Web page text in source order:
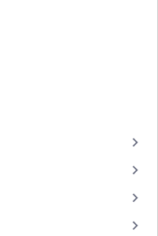
keyboard_arrow_right
keyboard_arrow_right
keyboard_arrow_right
keyboard_arrow_right